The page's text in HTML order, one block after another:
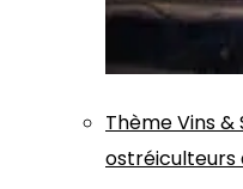
ThèmeVins &
ostréiculteurs